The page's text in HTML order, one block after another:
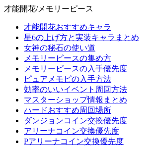
才能開花/メモリーピース
才能開花おすすめキャラ
星6の上げ方と実装キャラまとめ
女神の秘石の使い道
メモリーピースの集め方
メモリーピースの入手優先度
ピュアメモピの入手方法
効率のいいイベント周回方法
マスターショップ情報まとめ
ハードおすすめ周回場所
ダンジョンコイン交換優先度
アリーナコイン交換優先度
Pアリーナコイン交換優先度